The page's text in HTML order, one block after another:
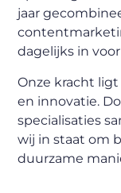
jaar
dagelijks in
Onze kracht
en innovatie.
specialisaties
wij in staat om
duurzame